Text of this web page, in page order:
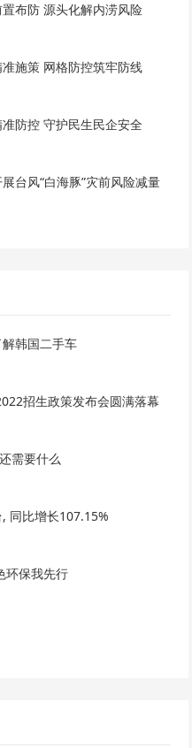
布防 源头化解内涝风险
施策 网格防控筑牢防线
防控 守护民生民企安全
台风“白海豚”灾前风险减量
韩国二手车
招生政策发布会圆满落幕
需要什么
同比增长107.15%
环保我先行